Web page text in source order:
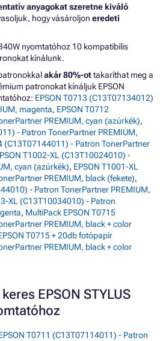
anyagokat szeretne kiváló
hogy vásároljon eredeti
nyomtatóhoz 10 kompatibilis
kínálunk.
akár 80%-ottakaríthat meg a
patronokat kínáljuk EPSON
EPSON T0713 (C13T07134012)
magenta, EPSON T0712
PREMIUM, cyan (azúrkék),
- Patron TonerPartner PREMIUM,
(C13T07144011) - Patron TonerPartner
T1002-XL (C13T10024010) -
cyan (azúrkék), EPSON T1001-XL
PREMIUM, black (fekete),
- Patron TonerPartner PREMIUM,
XL (C13T10034010) - Patron
, MultiPack EPSON T0715
PREMIUM, black + color
T0715 + 20db fotópapír
PREMIUM, black + color
EPSON STYLUS
T0711 (C13T07114011) - Patron